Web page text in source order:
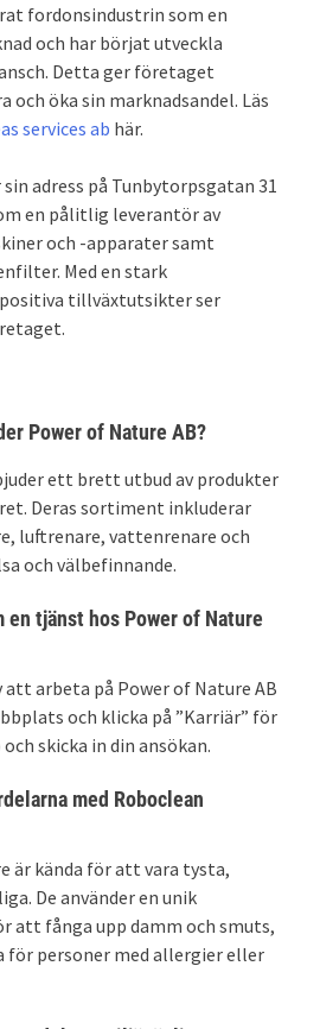
fordonsindustrin som en
och har börjat utveckla
Detta ger företaget
öka sin marknadsandel. Läs
services ab här.
adress på Tunbytorpsgatan 31
en pålitlig leverantör av
och -apparater samt
Med en stark
tillväxtutsikter ser
Power of Nature AB?
ett brett utbud av produkter
Deras sortiment inkluderar
luftrenare, vattenrenare och
och välbefinnande.
en tjänst hos Power of Nature
att arbeta på Power of Nature AB
och klicka på ”Karriär” för
skicka in din ansökan.
med Roboclean
är kända för att vara tysta,
De använder en unik
att fånga upp damm och smuts,
för personer med allergier eller